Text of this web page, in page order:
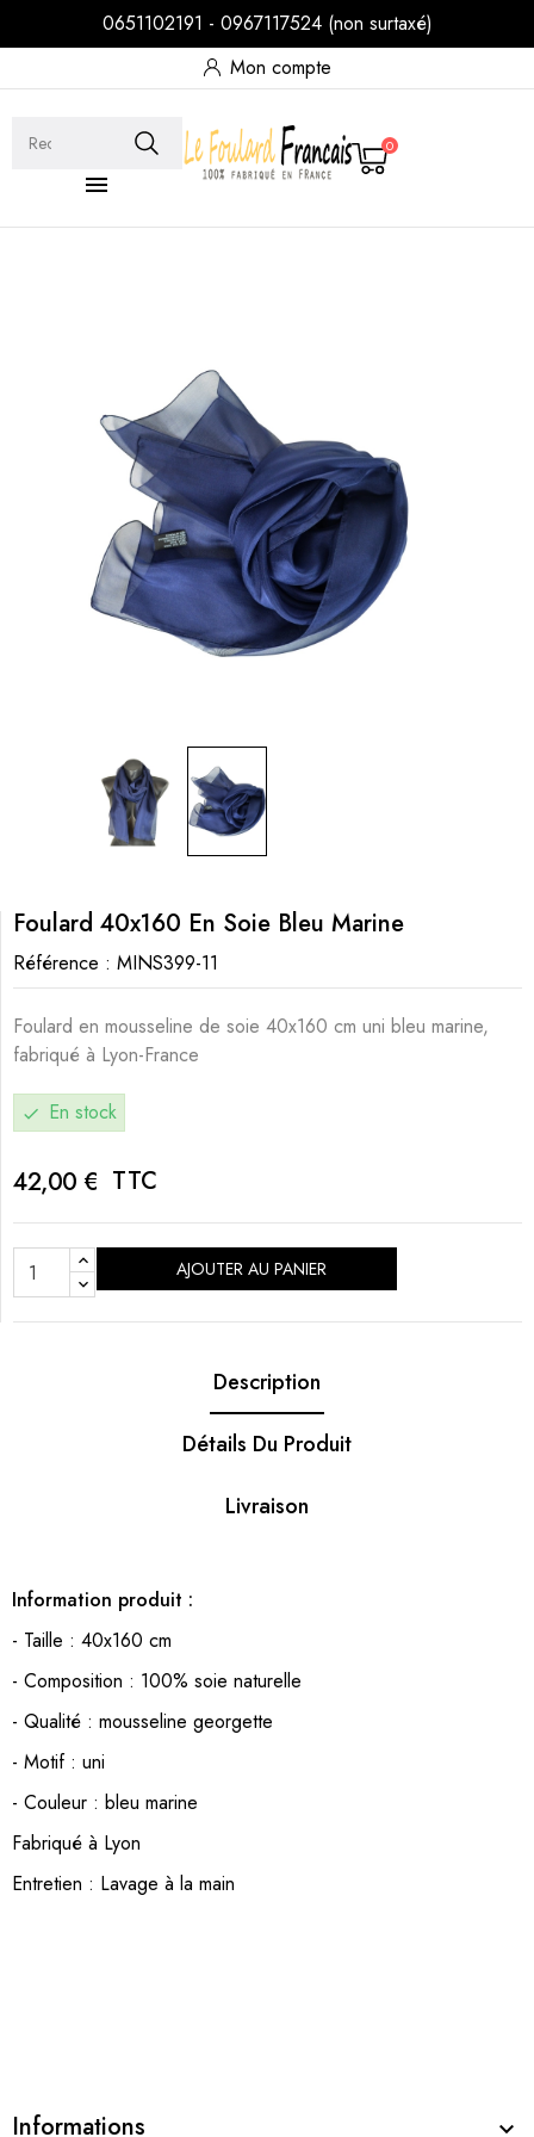
0651102191 - 0967117524 (non surtaxé)
Mon compte

0
Foulard 40x160 En Soie Bleu Marine
Référence : MINS399-11
Foulard en mousseline de soie 40x160 cm uni bleu marine,
fabriqué à Lyon-France
check En stock
42,00 € TTC
AJOUTER AU PANIER
Description
Détails Du Produit
Livraison
Information produit :
- Taille : 40x160 cm
- Composition : 100% soie naturelle
- Qualité : mousseline georgette
- Motif : uni
- Couleur : bleu marine
Fabriqué à Lyon
Entretien : Lavage à la main
Informations 